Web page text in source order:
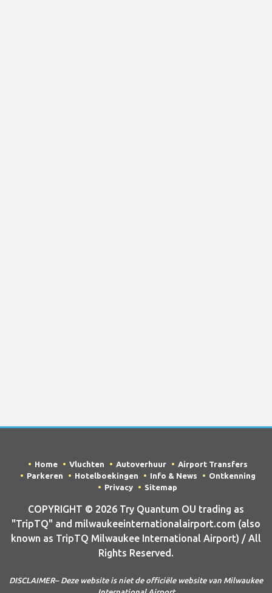
Home Vluchten Autoverhuur
Airport Transfers
Parkeren
Hotelboekingen Info & News
Ontkenning
Privacy
Sitemap
COPYRIGHT © 2026 Try Quantum OU trading as
"TripTQ" and milwaukeeinternationalairport.com (also
known as TripTQ Milwaukee International Airport) / All
Rights Reserved.
DISCLAIMER– Deze website is niet de officiële website van Milwaukee